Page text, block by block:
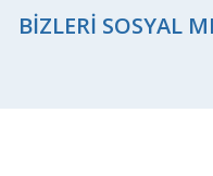
BIZLERI SOSYAL